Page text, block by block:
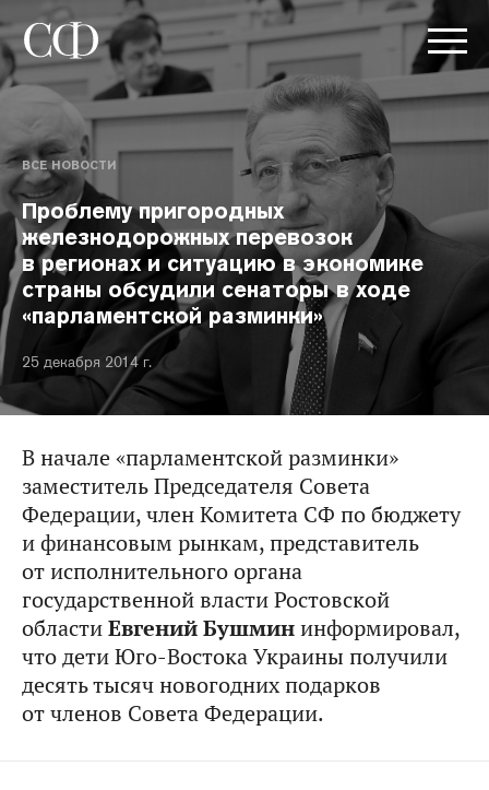
ВСЕ НОВОСТИ
Проблему пригородных
железнодорожных перевозок
в регионах и ситуацию в экономике
страны обсудили сенаторы в ходе
«парламентской разминки»
25 декабря 2014 г.
В начале «парламентской разминки»
заместитель Председателя Совета
Федерации, член Комитета СФ по бюджету
и финансовым рынкам, представитель
от исполнительного органа
государственной власти Ростовской
областиЕвгений Бушмининформировал,
что дети Юго-Востока Украины получили
десять тысяч новогодних подарков
от членов Совета Федерации.